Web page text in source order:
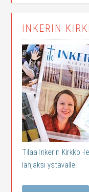
INKERIN
Tilaa Inkerin Kirkko -
lahjaksi ystävälle!